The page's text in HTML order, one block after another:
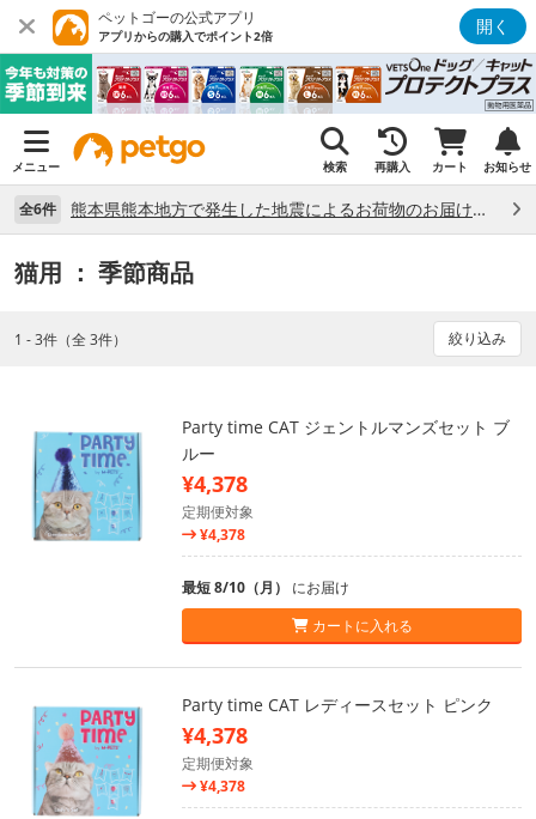
ペットゴーの公式アプリ
アプリからの購入でポイント2倍 開く
メニュー 検索 再購入 カート お知らせ
全6件 熊本県熊本地方で発生した地震によるお荷物のお届け状況について （7/28）
猫用 ： 季節商品
1 - 3件（全 3件） 絞り込み
Party time CAT ジェントルマンズセット ブ
ルー
¥4,378
定期便対象
¥4,378
最短 8/10（月） にお届け
カートに入れる
Party time CAT レディースセット ピンク
¥4,378
定期便対象
¥4,378